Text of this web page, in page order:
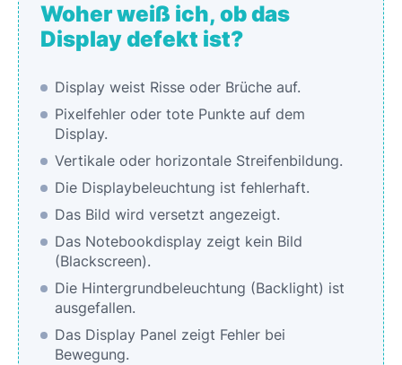
Woher weiß ich, ob das
Display defekt ist?
Display weist Risse oder Brüche auf.
Pixelfehler oder tote Punkte auf dem
Display.
Vertikale oder horizontale Streifenbildung.
Die Displaybeleuchtung ist fehlerhaft.
Das Bild wird versetzt angezeigt.
Das Notebookdisplay zeigt kein Bild
(Blackscreen).
Die Hintergrundbeleuchtung (Backlight) ist
ausgefallen.
Das Display Panel zeigt Fehler bei
Bewegung.